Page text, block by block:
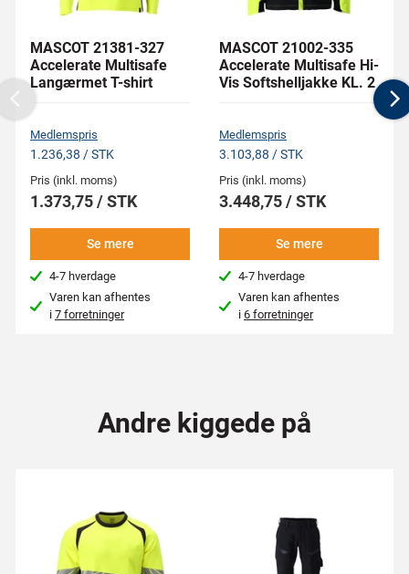
MASCOT 21381-327
Accelerate Multisafe
Langærmet T-shirt
Medlemspris
1.236,38 / STK
Pris (inkl. moms)
1.373,75 / STK
Se mere
4-7 hverdage
Varen kan afhentes
i7 forretninger
MASCOT 21002-335
Accelerate Multisafe Hi-
Vis Softshelljakke KL. 2
Medlemspris
3.103,88 / STK
Pris (inkl. moms)
3.448,75 / STK
Se mere
4-7 hverdage
Varen kan afhentes
i6 forretninger
Previous
Andre kiggede på